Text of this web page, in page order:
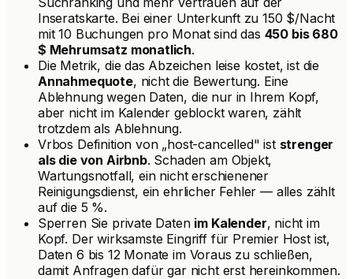
Inseratskarte. Bei einer Unterkunft zu 150 $/Nacht
mit 10 Buchungen pro Monat sind das 450 bis 680
$ Mehrumsatz monatlich.
Die Metrik, die das Abzeichen leise kostet, ist die
Annahmequote, nicht die Bewertung. Eine
Ablehnung wegen Daten, die nur in Ihrem Kopf,
aber nicht im Kalender geblockt waren, zählt
trotzdem als Ablehnung.
Vrbos Definition von „host-cancelled" ist strenger
als die von Airbnb. Schaden am Objekt,
Wartungsnotfall, ein nicht erschienener
Reinigungsdienst, ein ehrlicher Fehler — alles zählt
auf die 5 %.
Sperren Sie private Daten im Kalender, nicht im
Kopf. Der wirksamste Eingriff für Premier Host ist,
Daten 6 bis 12 Monate im Voraus zu schließen,
damit Anfragen dafür gar nicht erst hereinkommen.